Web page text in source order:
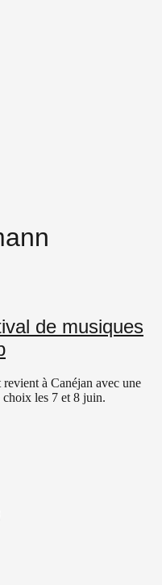
de musiques
à Canéjan avec une
les 7 et 8 juin.